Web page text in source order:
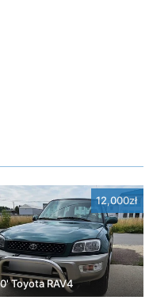
12,000zł
Toyota RAV4